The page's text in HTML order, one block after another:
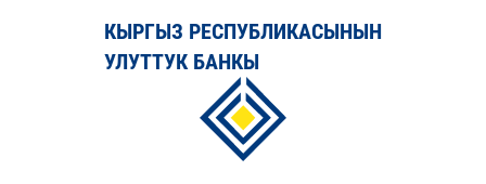
КЫРГЫЗ РЕСПУБЛИКАСЫНЫН
УЛУТТУК БАНКЫ